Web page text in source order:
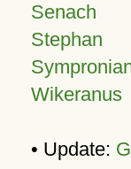
Senach
Stephan
Wikeranus
• Update: